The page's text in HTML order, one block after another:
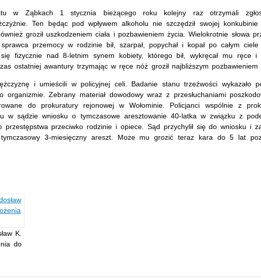
w Ząbkach 1 stycznia bieżącego roku kolejny raz otrzymali
Ten będąc pod wpływem alkoholu nie szczędził swojej
groził uszkodzeniem ciała i pozbawieniem życia. Wielokrotnie słowa
przemocy w rodzinie bił, szarpał, popychał i kopał po całym ciele
fizycznie nad 8-letnim synem kobiety, którego bił, wykręcał mu ręce i
ostatniej awantury trzymając w ręce nóż groził najbliższym pozbawieniem
i umieścili w policyjnej celi. Badanie stanu trzeźwości wykazało
organizmie. Zebrany materiał dowodowy wraz z przesłuchaniami
do prokuratury rejonowej w Wołominie. Policjanci wspólnie z
w sądzie wniosku o tymczasowe aresztowanie 40-latka w związku z
przestępstwa przeciwko rodzinie i opiece. Sąd przychylił się do wniosku i
3-miesięczny areszt. Może mu grozić teraz kara do 5 lat
K.
do